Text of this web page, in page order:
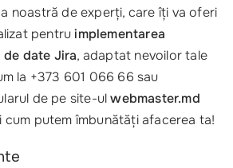
noastră de experți, care îți va oferi
pentruimplementarea
date Jira, adaptat nevoilor tale
la +373 601 066 66 sau
de pe site-ulwebmaster.md
putem îmbunătăți afacerea ta!